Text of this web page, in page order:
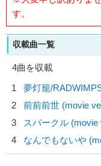
す。
収載曲一覧
4曲を収載
1
夢灯籠/
2
前前前世 (movie
3
スパークル (movie
4
なんでもないや